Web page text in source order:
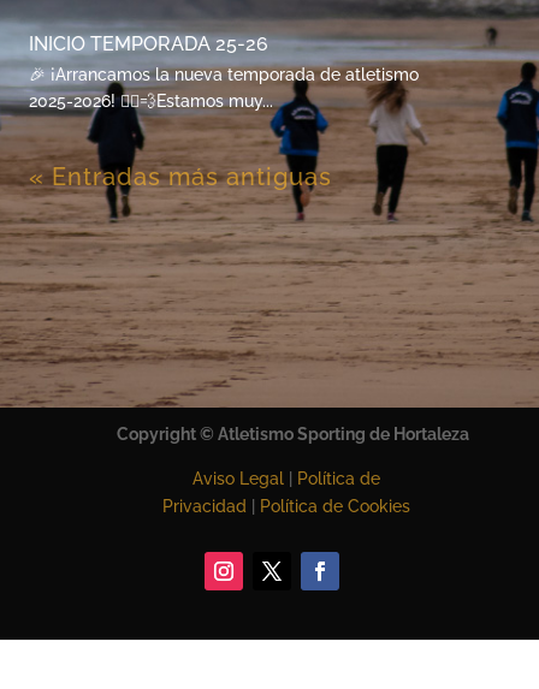
INICIO TEMPORADA 25-26
🎉 ¡Arrancamos la nueva temporada de atletismo
2025-2026! 🏃‍♀️💨Estamos muy...
« Entradas más antiguas
Copyright© Atletismo Sporting de Hortaleza
Aviso Legal
Política de
Privacidad
Política de Cookies